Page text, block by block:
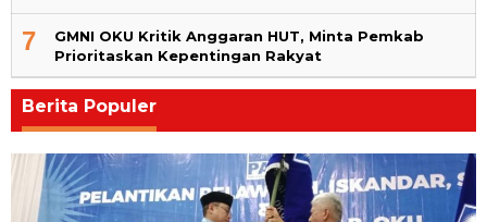
7
GMNI OKU Kritik Anggaran HUT, Minta Pemkab
Prioritaskan Kepentingan Rakyat
Berita Populer